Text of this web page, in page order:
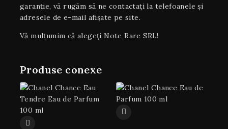
garanţie, vă rugăm să ne contactați la telefoanele și
adresele de e-mail afișate pe site.
Vă mulțumim că alegeți Note Rare SRL!
Produse conexe